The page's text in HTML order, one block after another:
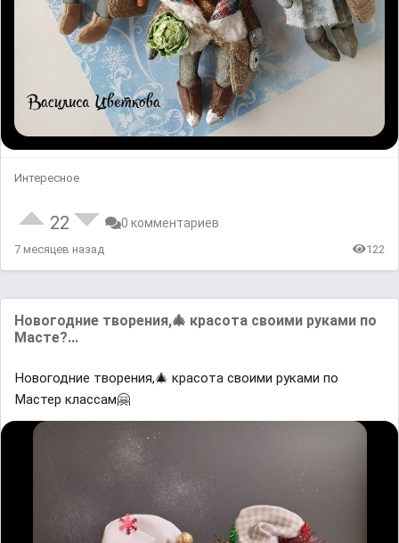
Интересное
22 0 комментариев
7 месяцев назад 122
Новогодние творения,🎄 красота своими руками по
Масте?...
Новогодние творения,🎄 красота своими руками по
Мастер классам🤗